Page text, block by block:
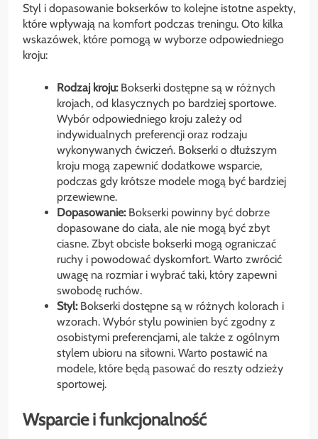
Styl i dopasowanie bokserków to kolejne istotne aspekty,
które wpływają na komfort podczas treningu. Oto kilka
wskazówek, które pomogą w wyborze odpowiedniego
kroju:
Rodzaj kroju:Bokserki dostępne są w różnych
krojach, od klasycznych po bardziej sportowe.
Wybór odpowiedniego kroju zależy od
indywidualnych preferencji oraz rodzaju
wykonywanych ćwiczeń. Bokserki o dłuższym
kroju mogą zapewnić dodatkowe wsparcie,
podczas gdy krótsze modele mogą być bardziej
przewiewne.
Dopasowanie:Bokserki powinny być dobrze
dopasowane do ciała, ale nie mogą być zbyt
ciasne. Zbyt obcisłe bokserki mogą ograniczać
ruchy i powodować dyskomfort. Warto zwrócić
uwagę na rozmiar i wybrać taki, który zapewni
swobodę ruchów.
Styl:Bokserki dostępne są w różnych kolorach i
wzorach. Wybór stylu powinien być zgodny z
osobistymi preferencjami, ale także z ogólnym
stylem ubioru na siłowni. Warto postawić na
modele, które będą pasować do reszty odzieży
sportowej.
Wsparcie i funkcjonalność